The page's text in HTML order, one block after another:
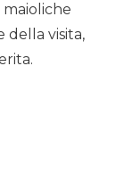
della visita,